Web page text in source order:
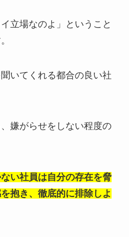
立場なのよ」ということ
いてくれる都合の良い社
嫌がらせをしない程度の
い社員は自分の存在を脅
抱き、徹底的に排除しよ